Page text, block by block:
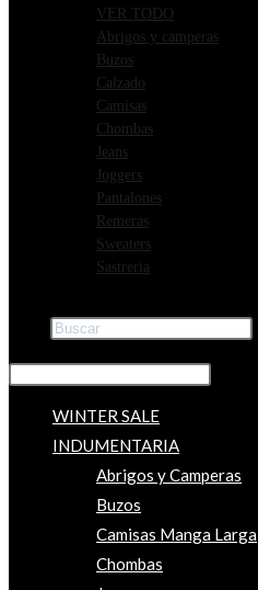
VER TODO
Abrigos y camperas
Buzos
Calzado
Camisas
Chombas
Jeans
Joggers
Pantalones
Remeras
Sweaters
Sastreria
WINTER SALE
INDUMENTARIA
Abrigos y Camperas
Buzos
Camisas Manga Larga
Chombas